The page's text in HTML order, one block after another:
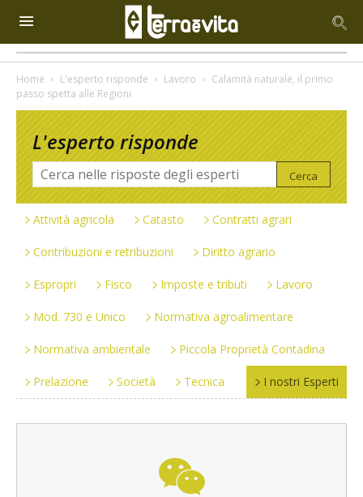
Home L'esperto risponde Lavoro
Calamità naturale, il primo
passo spetta alle Regioni
L'esperto risponde
Attività agricola Catasto Contratti agrari
Contribuzioni e retribuzioni Diritto agrario
Espropri Fisco Imposte e tributi Lavoro
Mod. 730 e Unico Normativa agroalimentare
Normativa ambientale Piccola Proprietà Contadina
Prelazione Società Tecnica I nostri Esperti